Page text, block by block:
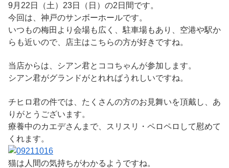
9月22日（土）23日（日）の2日間です。
今回は、神戸のサンボーホールです。
いつもの梅田より会場も広く、駐車場もあり、空港や駅か
らも近いので、店主はこちらの方が好きですね。
当店からは、シアン君とココちゃんが参加します。
シアン君がグランドがとれればうれしいですね。
チヒロ君の件では、たくさんの方のお見舞いを頂戴し、あ
りがとうございます。
療養中のカエデさんまで、スリスリ・ペロペロして慰めて
くれます。
猫は人間の気持ちがわかるようですね。